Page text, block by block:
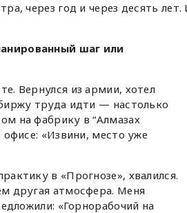
через год и через десять лет.
шаг или
Вернулся из армии, хотел
труда идти — настолько
на фабрику в “Алмазах
«Извини, место уже
в «Прогнозе», хвалился.
другая атмосфера. Меня
«Горнорабочий на